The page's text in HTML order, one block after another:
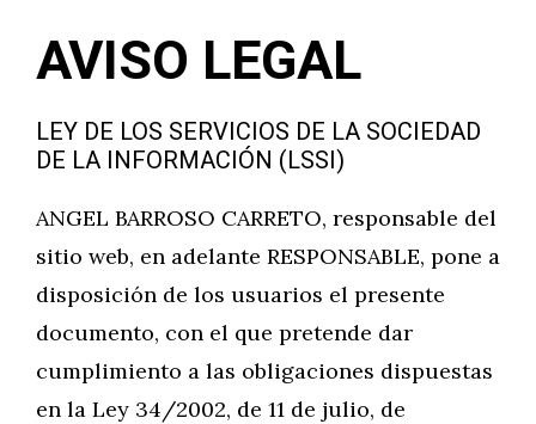
AVISO LEGAL
LEY DE LOS SERVICIOS DE LA SOCIEDAD
DE LA INFORMACIÓN (LSSI)
ANGEL BARROSO CARRETO, responsable del
sitio web, en adelante RESPONSABLE, pone a
disposición de los usuarios el presente
documento, con el que pretende dar
cumplimiento a las obligaciones dispuestas
en la Ley 34/2002, de 11 de julio, de